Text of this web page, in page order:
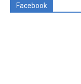
Facebook